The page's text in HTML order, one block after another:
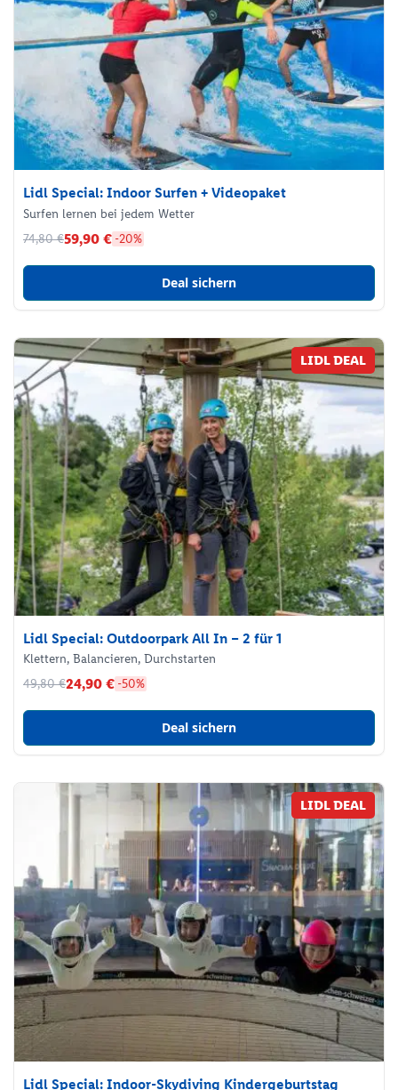
Lidl Special: Indoor Surfen + Videopaket
Surfen lernen bei jedem Wetter
74,80 €59,90 € -20%
Deal sichern
LIDL DEAL
Lidl Special: Outdoorpark All In – 2 für 1
Klettern, Balancieren, Durchstarten
49,80 €24,90 € -50%
Deal sichern
LIDL DEAL
Lidl Special: Indoor-Skydiving Kindergeburtstag